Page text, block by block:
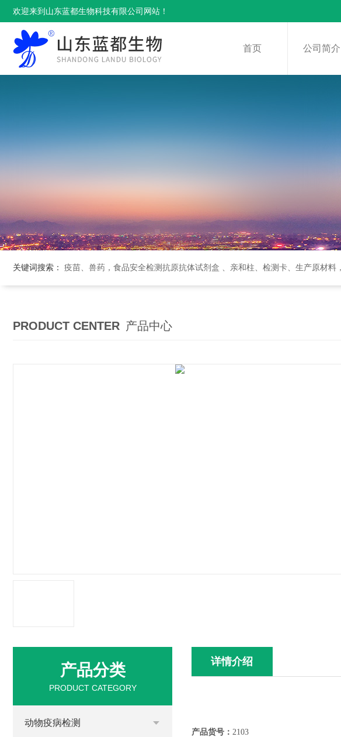
欢迎来到山东蓝都生物科技有限公司网站！
首页 公司简介
关键词搜索： 疫苗、兽药，食品安全检测抗原抗体试剂盒 、亲和柱、检测卡、生产原材料
PRODUCT CENTER 产品中心
详情介绍
产品货号： 2103
产品分类
PRODUCT CATEGORY
动物疫病检测